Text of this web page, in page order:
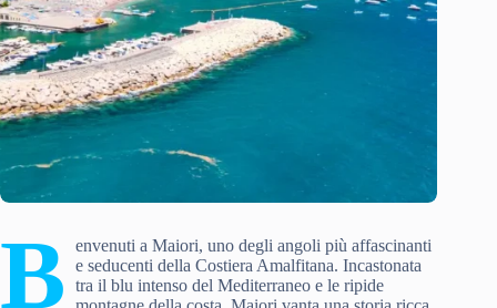
B
envenuti a Maiori, uno degli angoli più affascinanti
e seducenti della Costiera Amalfitana. Incastonata
tra il blu intenso del Mediterraneo e le ripide